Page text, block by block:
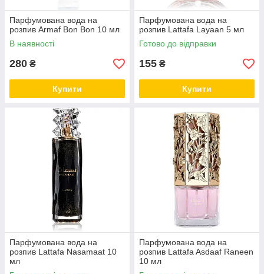
Парфумована вода на
розпив Armaf Bon Bon 10 мл
В наявності
280 ₴
Купити
Парфумована вода на
розпив Lattafa Layaan 5 мл
Готово до відправки
155 ₴
Купити
Парфумована вода на
розпив Lattafa Nasamaat 10
мл
Парфумована вода на
розпив Lattafa Asdaaf Raneen
10 мл